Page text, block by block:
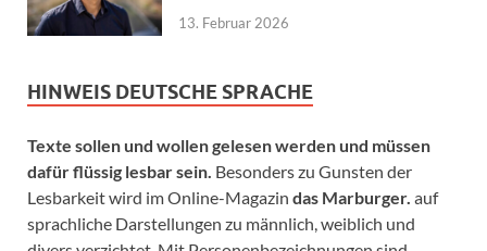
13. Februar 2026
HINWEIS DEUTSCHE SPRACHE
Texte sollen und wollen gelesen werden und müssen
dafür flüssig lesbar sein. Besonders zu Gunsten der
Lesbarkeit wird im Online-Magazin das Marburger. auf
sprachliche Darstellungen zu männlich, weiblich und